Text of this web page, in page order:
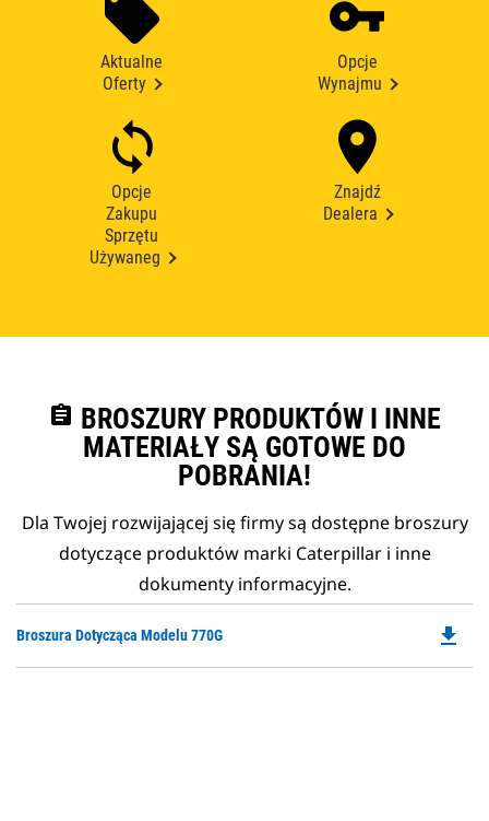
Aktualne
Oferty
Opcje
Wynajmu
Opcje
Zakupu
Sprzętu
Używaneg
Znajdź
Dealera
assignment BROSZURY PRODUKTÓW I INNE
MATERIAŁY SĄ GOTOWE DO
POBRANIA!
Dla Twojej rozwijającej się firmy są dostępne broszury
dotyczące produktów marki Caterpillar i inne
dokumenty informacyjne.
Broszura Dotycząca Modelu 770G file_download